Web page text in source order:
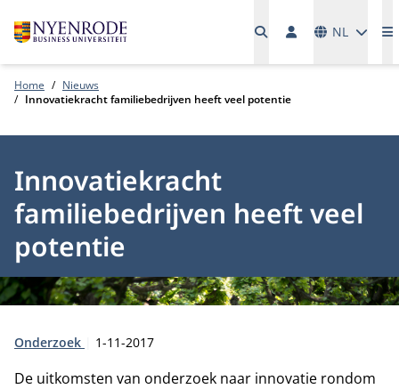
NL
Home
Nieuws
Innovatiekracht familiebedrijven heeft veel potentie
Innovatiekracht
familiebedrijven heeft veel
potentie
Type:
Onderzoek Publicatiedatum:
1-11-2017
De uitkomsten van onderzoek naar innovatie rondom